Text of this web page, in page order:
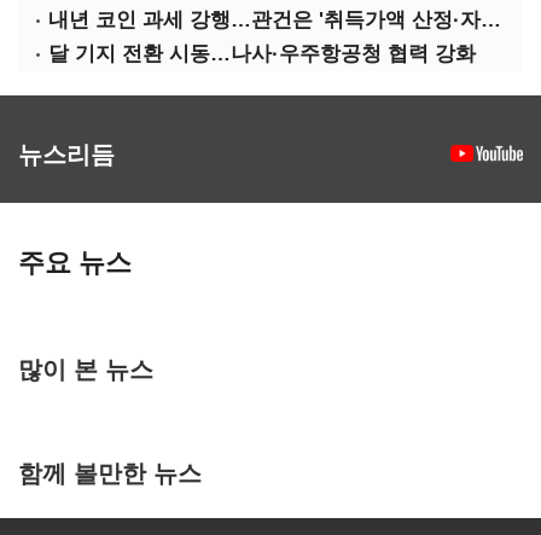
내년 코인 과세 강행…관건은 '취득가액 산정·자산 이동'
달 기지 전환 시동…나사·우주항공청 협력 강화
뉴스리듬
주요 뉴스
많이 본 뉴스
함께 볼만한 뉴스